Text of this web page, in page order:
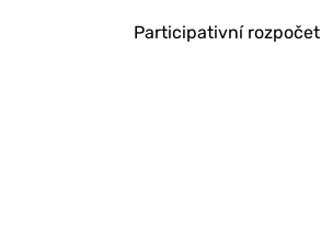
Participativní rozpočet